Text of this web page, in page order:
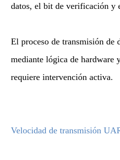
datos, el bit de verificación y
El proceso de transmisión de
mediante lógica de hardware
requiere intervención activa.
Velocidad de transmisión